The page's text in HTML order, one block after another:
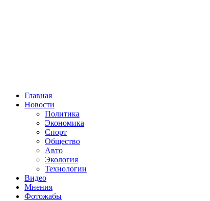
Главная
Новости
Политика
Экономика
Спорт
Общество
Авто
Экология
Технологии
Видео
Мнения
Фотожабы